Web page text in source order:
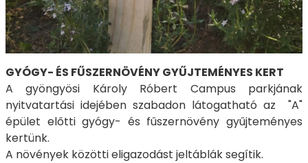
GYÓGY- ÉS FŰSZERNÖVÉNY GYŰJTEMÉNYES KERT
A gyöngyösi Károly Róbert Campus parkjának
nyitvatartási idejében szabadon látogatható az "A"
épület előtti gyógy- és fűszernövény gyűjteményes
kertünk.
A növények közötti eligazodást jeltáblák segítik.